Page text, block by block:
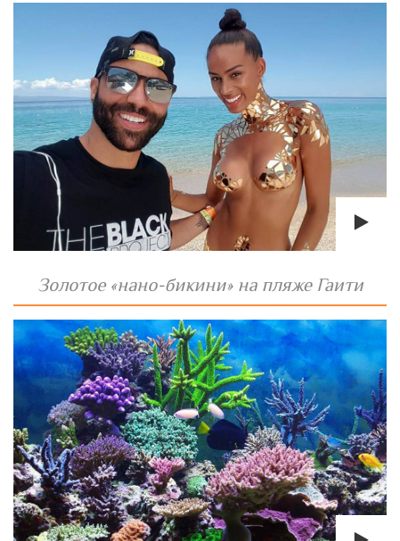
Золотое «нано-бикини» на пляже Гаити